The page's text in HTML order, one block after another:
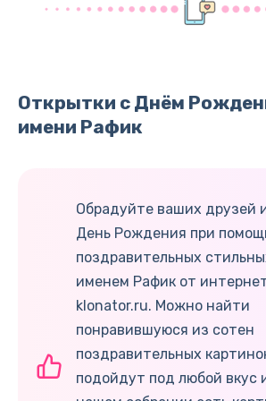
Открытки с Днём
имени Рафик
Обрадуйте ваших друзей
День Рождения при
поздравительных
именем Рафик от
klonator.ru. Можно найти
понравившуюся из сотен
поздравительных
подойдут под любой вкус